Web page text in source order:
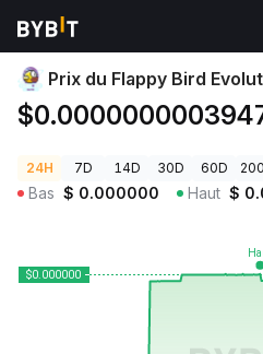
Prix des cryptos Prix du Flappy
Prix du Flappy Bird
24H 7D 14D 30D 60D
Bas $ 0.000000 Haut $